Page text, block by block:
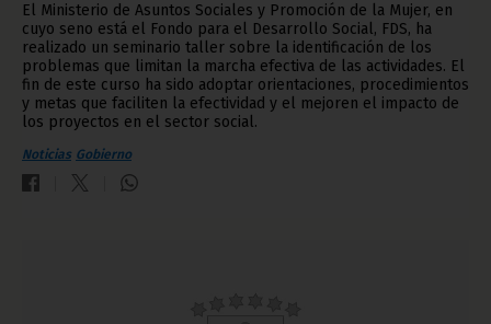
El Ministerio de Asuntos Sociales y Promoción de la Mujer, en
cuyo seno está el Fondo para el Desarrollo Social, FDS, ha
realizado un seminario taller sobre la identificación de los
problemas que limitan la marcha efectiva de las actividades. El
fin de este curso ha sido adoptar orientaciones, procedimientos
y metas que faciliten la efectividad y el mejoren el impacto de
los proyectos en el sector social.
Noticias Gobierno